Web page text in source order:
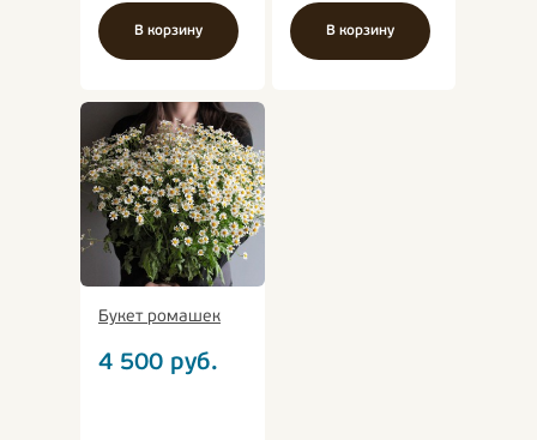
В корзину В корзину
Букет ромашек
4 500 руб.